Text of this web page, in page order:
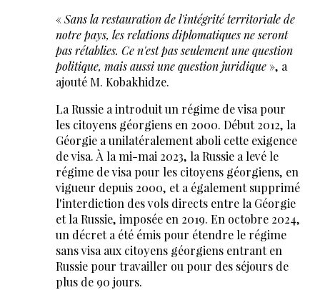
«Sans la restauration de l'intégrité territoriale de
notre pays, les relations diplomatiques ne seront
pas rétablies. Ce n'est pas seulement une question
politique, mais aussi une question juridique», a
ajouté M. Kobakhidze.
La Russie a introduit un régime de visa pour
les citoyens géorgiens en 2000. Début 2012, la
Géorgie a unilatéralement aboli cette exigence
de visa. À la mi-mai 2023, la Russie a levé le
régime de visa pour les citoyens géorgiens, en
vigueur depuis 2000, et a également supprimé
l'interdiction des vols directs entre la Géorgie
et la Russie, imposée en 2019. En octobre 2024,
un décret a été émis pour étendre le régime
sans visa aux citoyens géorgiens entrant en
Russie pour travailler ou pour des séjours de
plus de 90 jours.